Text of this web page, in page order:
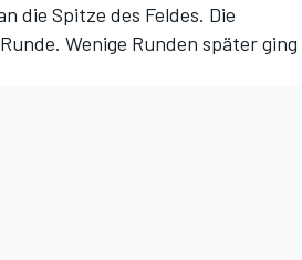
die Spitze des Feldes. Die
Wenige Runden später ging